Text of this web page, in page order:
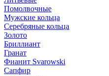
Помолвочные
Мужские кольца
Серебряные кольца
Золото
Бриллиант
Гранат
Фианит Svarowski
Сапфир